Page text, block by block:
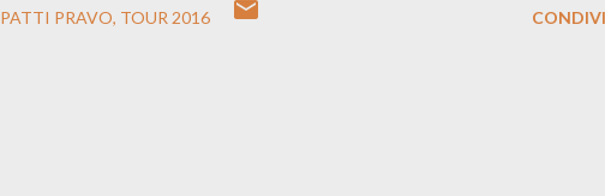
PATTI PRAVO TOUR 2016